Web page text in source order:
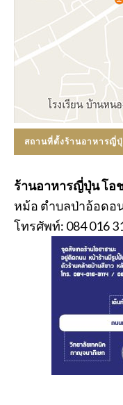
สถานที่ตั้งร้านอาหารญี่
ร้านอาหารญี่ปุ่น โอ
หม้อ ตำบลป่าอ้อดอ
โทรศัพท์: 084 016